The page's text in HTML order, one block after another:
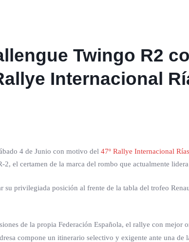
Twingo R2
Internacional
4 de Junio con motivo del 47º Rallye Internacional
el certamen de la marca del rombo que actualmente
privilegiada posición al frente de la tabla del trofeo
de la propia Federación Española, el rallye con mejor
compone un itinerario selectivo y exigente ante una de